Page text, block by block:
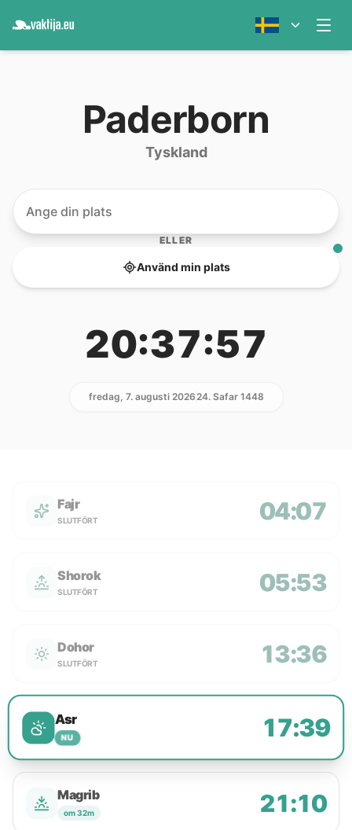
Paderborn
Tyskland
ELLER
Använd min plats
20:37:57
fredag, 7. augusti 202624. Safar 1448
Fajr
SLUTFÖRT 04:07
Shorok
SLUTFÖRT 05:53
Dohor
SLUTFÖRT 13:36
Asr
NU 17:39
Magrib
om 32m 21:10